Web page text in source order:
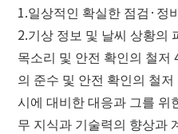
1.일상적인 확실한 점검·정
2.기상 정보 및 날씨 상황의
목소리 및 안전 확인의 철저
의 준수 및 안전 확인의 철
시에 대비한 대응과 그를 위
무 지식과 기술력의 향상과